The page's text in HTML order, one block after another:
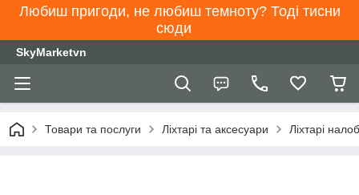
Любиш пригоди, не любиш темноту? Тоді тисни
сюди
SkyMarketvn
Товари та послуги Ліхтарі та аксесуари Ліхтарі